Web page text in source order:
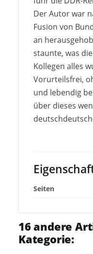
Der Autor war
Fusion von
an
staunte, was
Kollegen alles
Vorurteilsfrei,
und lebendig
über dieses
Seiten
16 andere
Kategorie: